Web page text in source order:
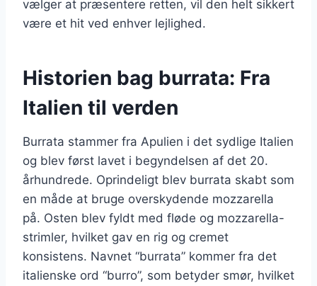
vælger at præsentere retten, vil den helt sikkert
være et hit ved enhver lejlighed.
Historien bag burrata: Fra
Italien til verden
Burrata stammer fra Apulien i det sydlige Italien
og blev først lavet i begyndelsen af det 20.
århundrede. Oprindeligt blev burrata skabt som
en måde at bruge overskydende mozzarella
på. Osten blev fyldt med fløde og mozzarella-
strimler, hvilket gav en rig og cremet
konsistens. Navnet “burrata” kommer fra det
italienske ord “burro”, som betyder smør, hvilket